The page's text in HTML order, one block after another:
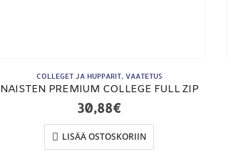
COLLEGET JA HUPPARIT, VAATETUS
NAISTEN PREMIUM COLLEGE FULL ZIP
30,88€
LISÄÄ OSTOSKORIIN